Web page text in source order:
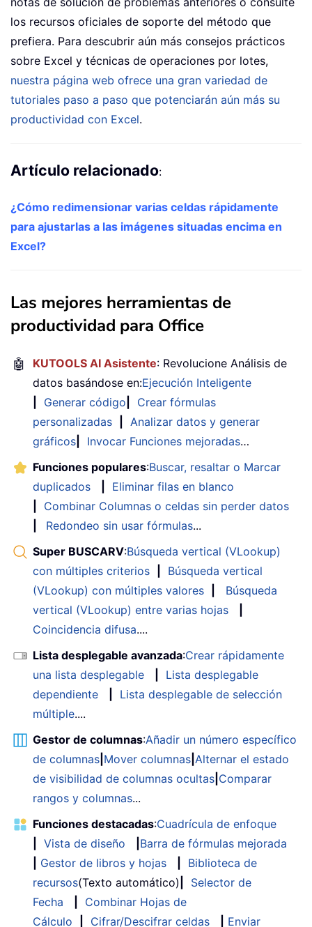
los recursos oficiales de soporte del método que
prefiera. Para descubrir aún más consejos prácticos
sobre Excel y técnicas de operaciones por lotes,
nuestra página web ofrece una gran variedad de
tutoriales paso a paso que potenciarán aún más su
productividad con Excel.
Artículo relacionado:
¿Cómo redimensionar varias celdas rápidamente
para ajustarlas a las imágenes situadas encima en
Excel?
Las mejores herramientas de
productividad para Office
🤖 KUTOOLS AI Asistente: Revolucione Análisis de
datos basándose en:Ejecución Inteligente
Generar código
Crear fórmulas
personalizadas
Analizar datos y generar
gráficos
Invocar Funciones mejoradas…
Funciones populares:Buscar, resaltar o Marcar
duplicados
Eliminar filas en blanco
Combinar Columnas o celdas sin perder datos
Redondeo sin usar fórmulas...
Super BUSCARV:Búsqueda vertical (VLookup)
con múltiples criterios
Búsqueda vertical
(VLookup) con múltiples valores
Búsqueda
vertical (VLookup) entre varias hojas
Coincidencia difusa....
Lista desplegable avanzada:Crear rápidamente
una lista desplegable
Lista desplegable
dependiente
Lista desplegable de selección
múltiple....
Gestor de columnas:Añadir un número específico
de columnas Mover columnas Alternar el estado
de visibilidad de columnas ocultas Comparar
rangos y columnas...
Funciones destacadas:Cuadrícula de enfoque
Vista de diseño
Barra de fórmulas mejorada
Gestor de libros y hojas
Biblioteca de
recursos(Texto automático)
Selector de
Fecha
Combinar Hojas de
Cálculo
Cifrar/Descifrar celdas
Enviar